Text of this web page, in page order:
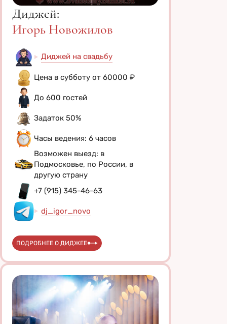
Диджей:
Игорь Новожилов
Диджей на свадьбу
Цена в субботу от 60000 ₽
До 600 гостей
Задаток 50%
Часы ведения: 6 часов
Возможен выезд: в
Подмосковье, по России, в
другую страну
+7 (915) 345-46-63
dj_igor_novo
ПОДРОБНЕЕ О ДИДЖЕЕ